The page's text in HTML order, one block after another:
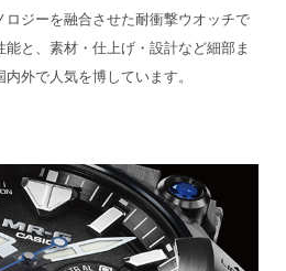
ジーを融合させた耐衝撃ウオッチで
と、素材・仕上げ・設計など細部ま
外で人気を博しています。